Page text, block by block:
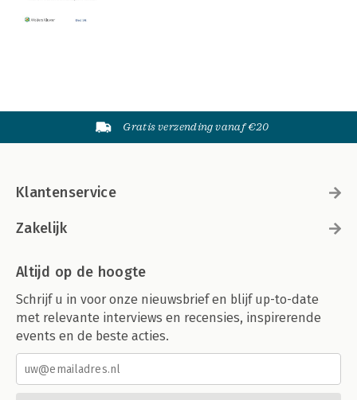
Gratis verzending vanaf €20
Klantenservice
Zakelijk
Altijd op de hoogte
Schrijf u in voor onze nieuwsbrief en blijf up-to-date
met relevante interviews en recensies, inspirerende
events en de beste acties.